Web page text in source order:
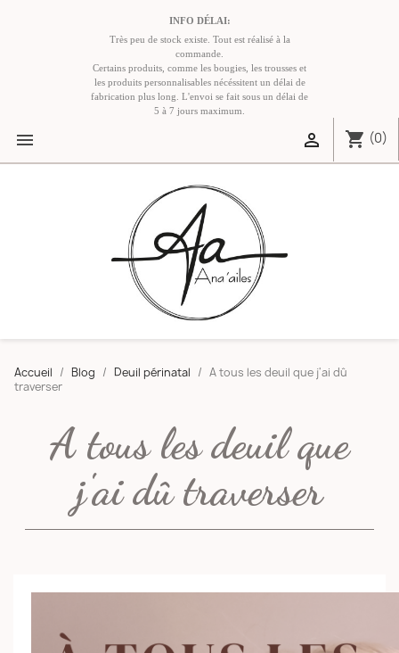
INFO DÉLAI:
Très peu de stock existe. Tout est réalisé à la
commande.
Certains produits, comme les bougies, les trousses et
les produits personnalisables nécéssitent un délai de
fabrication plus long. L'envoi se fait sous un délai de
5 à 7 jours maximum.
 shopping_cart (0)

Accueil Blog Deuil périnatal
A tous les deuil que j'ai dû
traverser
A tous les deuil que
j'ai dû traverser